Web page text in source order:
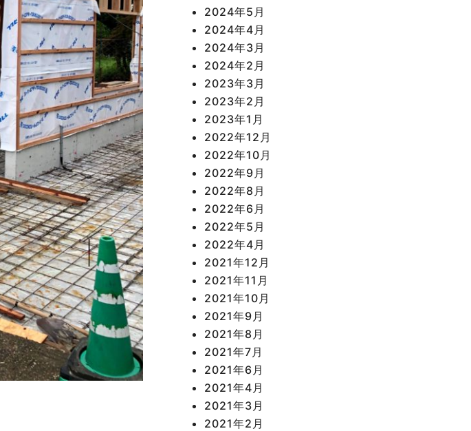
2024年5月
2024年4月
2024年3月
2024年2月
2023年3月
2023年2月
2023年1月
2022年12月
2022年10月
2022年9月
2022年8月
2022年6月
2022年5月
2022年4月
2021年12月
2021年11月
2021年10月
2021年9月
2021年8月
2021年7月
2021年6月
2021年4月
2021年3月
2021年2月